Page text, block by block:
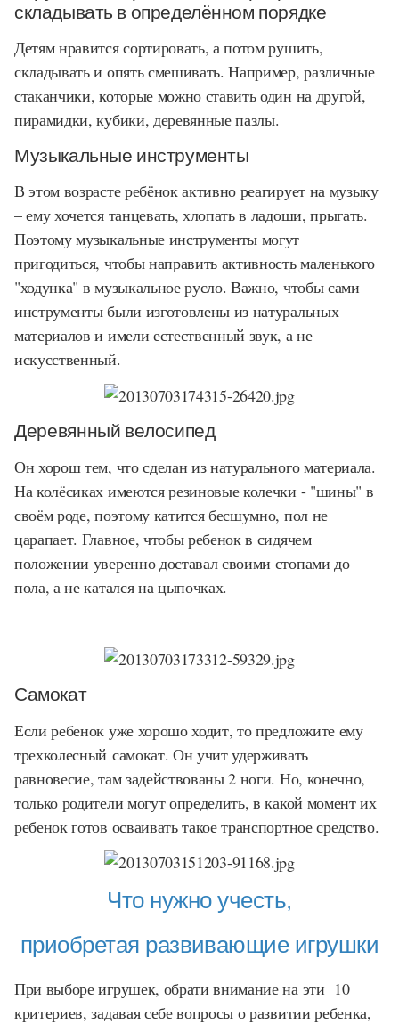
складывать в определённом порядке
Детям нравится сортировать, а потом рушить,
складывать и опять смешивать. Например, различные
стаканчики, которые можно ставить один на другой,
пирамидки, кубики, деревянные пазлы.
Музыкальные инструменты
В этом возрасте ребёнок активно реагирует на музыку
– ему хочется танцевать, хлопать в ладоши, прыгать.
Поэтому музыкальные инструменты могут
пригодиться, чтобы направить активность маленького
"ходунка" в музыкальное русло. Важно, чтобы сами
инструменты были изготовлены из натуральных
материалов и имели естественный звук, а не
искусственный.
Деревянный велосипед
Он хорош тем, что сделан из натурального материала.
На колёсиках имеются резиновые колечки - "шины" в
своём роде, поэтому катится бесшумно, пол не
царапает. Главное, чтобы ребенок в сидячем
положении уверенно доставал своими стопами до
пола, а не катался на цыпочках.
Самокат
Если ребенок уже хорошо ходит, то предложите ему
трехколесный самокат. Он учит удерживать
равновесие, там задействованы 2 ноги. Но, конечно,
только родители могут определить, в какой момент их
ребенок готов осваивать такое транспортное средство.
Что нужно учесть,
приобретая развивающие игрушки
При выборе игрушек, обрати внимание на эти 10
критериев, задавая себе вопросы о развитии ребенка,